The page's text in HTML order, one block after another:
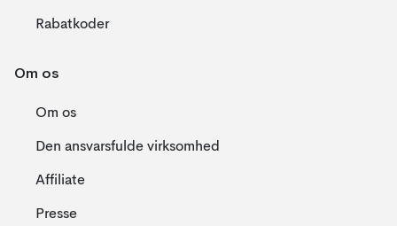
Rabatkoder
Om os
Om os
Den ansvarsfulde virksomhed
Affiliate
Presse